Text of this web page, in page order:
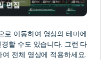
편집
로 이동하여 영상의 테마에
할 수도 있습니다. 그런 다
전체 영상에 적용하세요.